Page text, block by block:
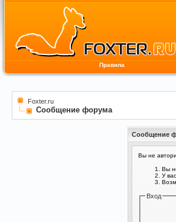
Правила
Foxter.ru
Сообщение форума
Сообщение
Вы не
Вы
У
Вход